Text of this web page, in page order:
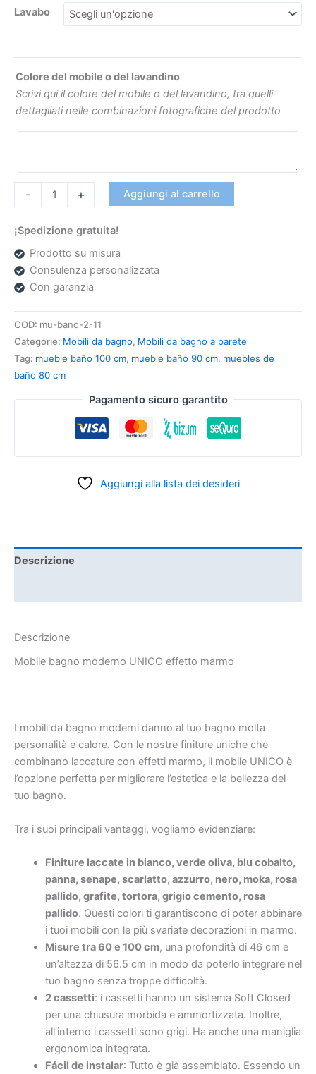
Lavabo
Colore del mobile o del lavandino
Scrivi qui il colore del mobile o del lavandino, tra quelli
dettagliati nelle combinazioni fotografiche del prodotto
- + Aggiungi al carrello
¡Spedizione gratuita!
Prodotto su misura
Consulenza personalizzata
Con garanzia
COD: mu-bano-2-11
Categorie: Mobili da bagno, Mobili da bagno a parete
Tag: mueble baño 100 cm, mueble baño 90 cm, muebles de
baño 80 cm
Pagamento sicuro garantito
Aggiungi alla lista dei desideri
Descrizione
Descrizione
Mobile bagno moderno UNICO effetto marmo
I mobili da bagno moderni danno al tuo bagno molta
personalità e calore. Con le nostre finiture uniche che
combinano laccature con effetti marmo, il mobile UNICO è
l’opzione perfetta per migliorare l’estetica e la bellezza del
tuo bagno.
Tra i suoi principali vantaggi, vogliamo evidenziare:
Finiture laccate in bianco, verde oliva, blu cobalto,
panna, senape, scarlatto, azzurro, nero, moka, rosa
pallido, grafite, tortora, grigio cemento, rosa
pallido. Questi colori ti garantiscono di poter abbinare
i tuoi mobili con le più svariate decorazioni in marmo.
Misure tra 60 e 100 cm, una profondità di 46 cm e
un’altezza di 56.5 cm in modo da poterlo integrare nel
tuo bagno senza troppe difficoltà.
2 cassetti: i cassetti hanno un sistema Soft Closed
per una chiusura morbida e ammortizzata. Inoltre,
all’interno i cassetti sono grigi. Ha anche una maniglia
ergonomica integrata.
Fácil de instalar: Tutto è già assemblato. Essendo un